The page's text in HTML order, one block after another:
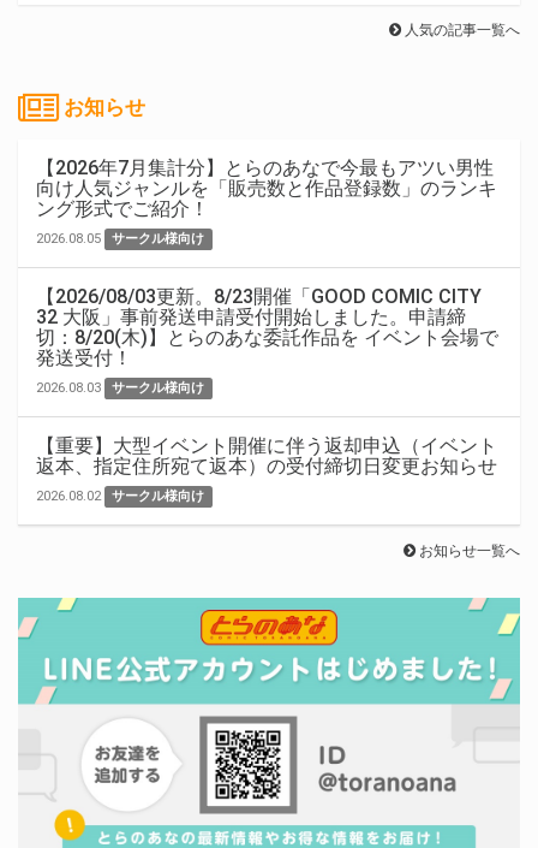
人気の記事一覧へ
お知らせ
【2026年7月集計分】とらのあなで今最もアツい男性
向け人気ジャンルを「販売数と作品登録数」のランキ
ング形式でご紹介！
2026.08.05 サークル様向け
【2026/08/03更新。8/23開催「GOOD COMIC CITY
32 大阪」事前発送申請受付開始しました。申請締
切：8/20(木)】とらのあな委託作品を イベント会場で
発送受付！
2026.08.03 サークル様向け
【重要】大型イベント開催に伴う返却申込（イベント
返本、指定住所宛て返本）の受付締切日変更お知らせ
2026.08.02 サークル様向け
お知らせ一覧へ